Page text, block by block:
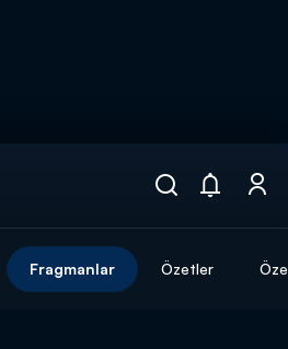
Fragmanlar Özetler